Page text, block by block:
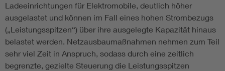
Ladeeinrichtungen für Elektromobile, deutlich höher
ausgelastet und können im Fall eines hohen Strombezugs
(„Leistungsspitzen“) über ihre ausgelegte Kapazität hinaus
belastet werden. Netzausbaumaßnahmen nehmen zum Teil
sehr viel Zeit in Anspruch, sodass durch eine zeitlich
begrenzte, gezielte Steuerung die Leistungsspitzen